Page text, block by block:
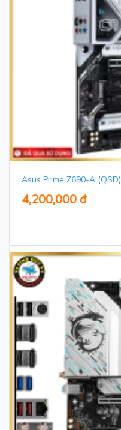
Asus Prime Z690-A (QSD)
4,200,000 đ